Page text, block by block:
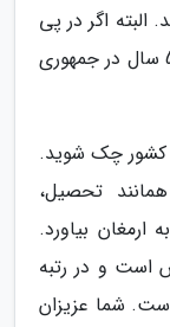
البته اگر در پی
اقامت دائم در این کشور باشید باید 3 تا 5 سال در جمهوری
کشور چک شوید.
تحصیل،
بیاورد.
است و در رتبه
است. شما عزیزان